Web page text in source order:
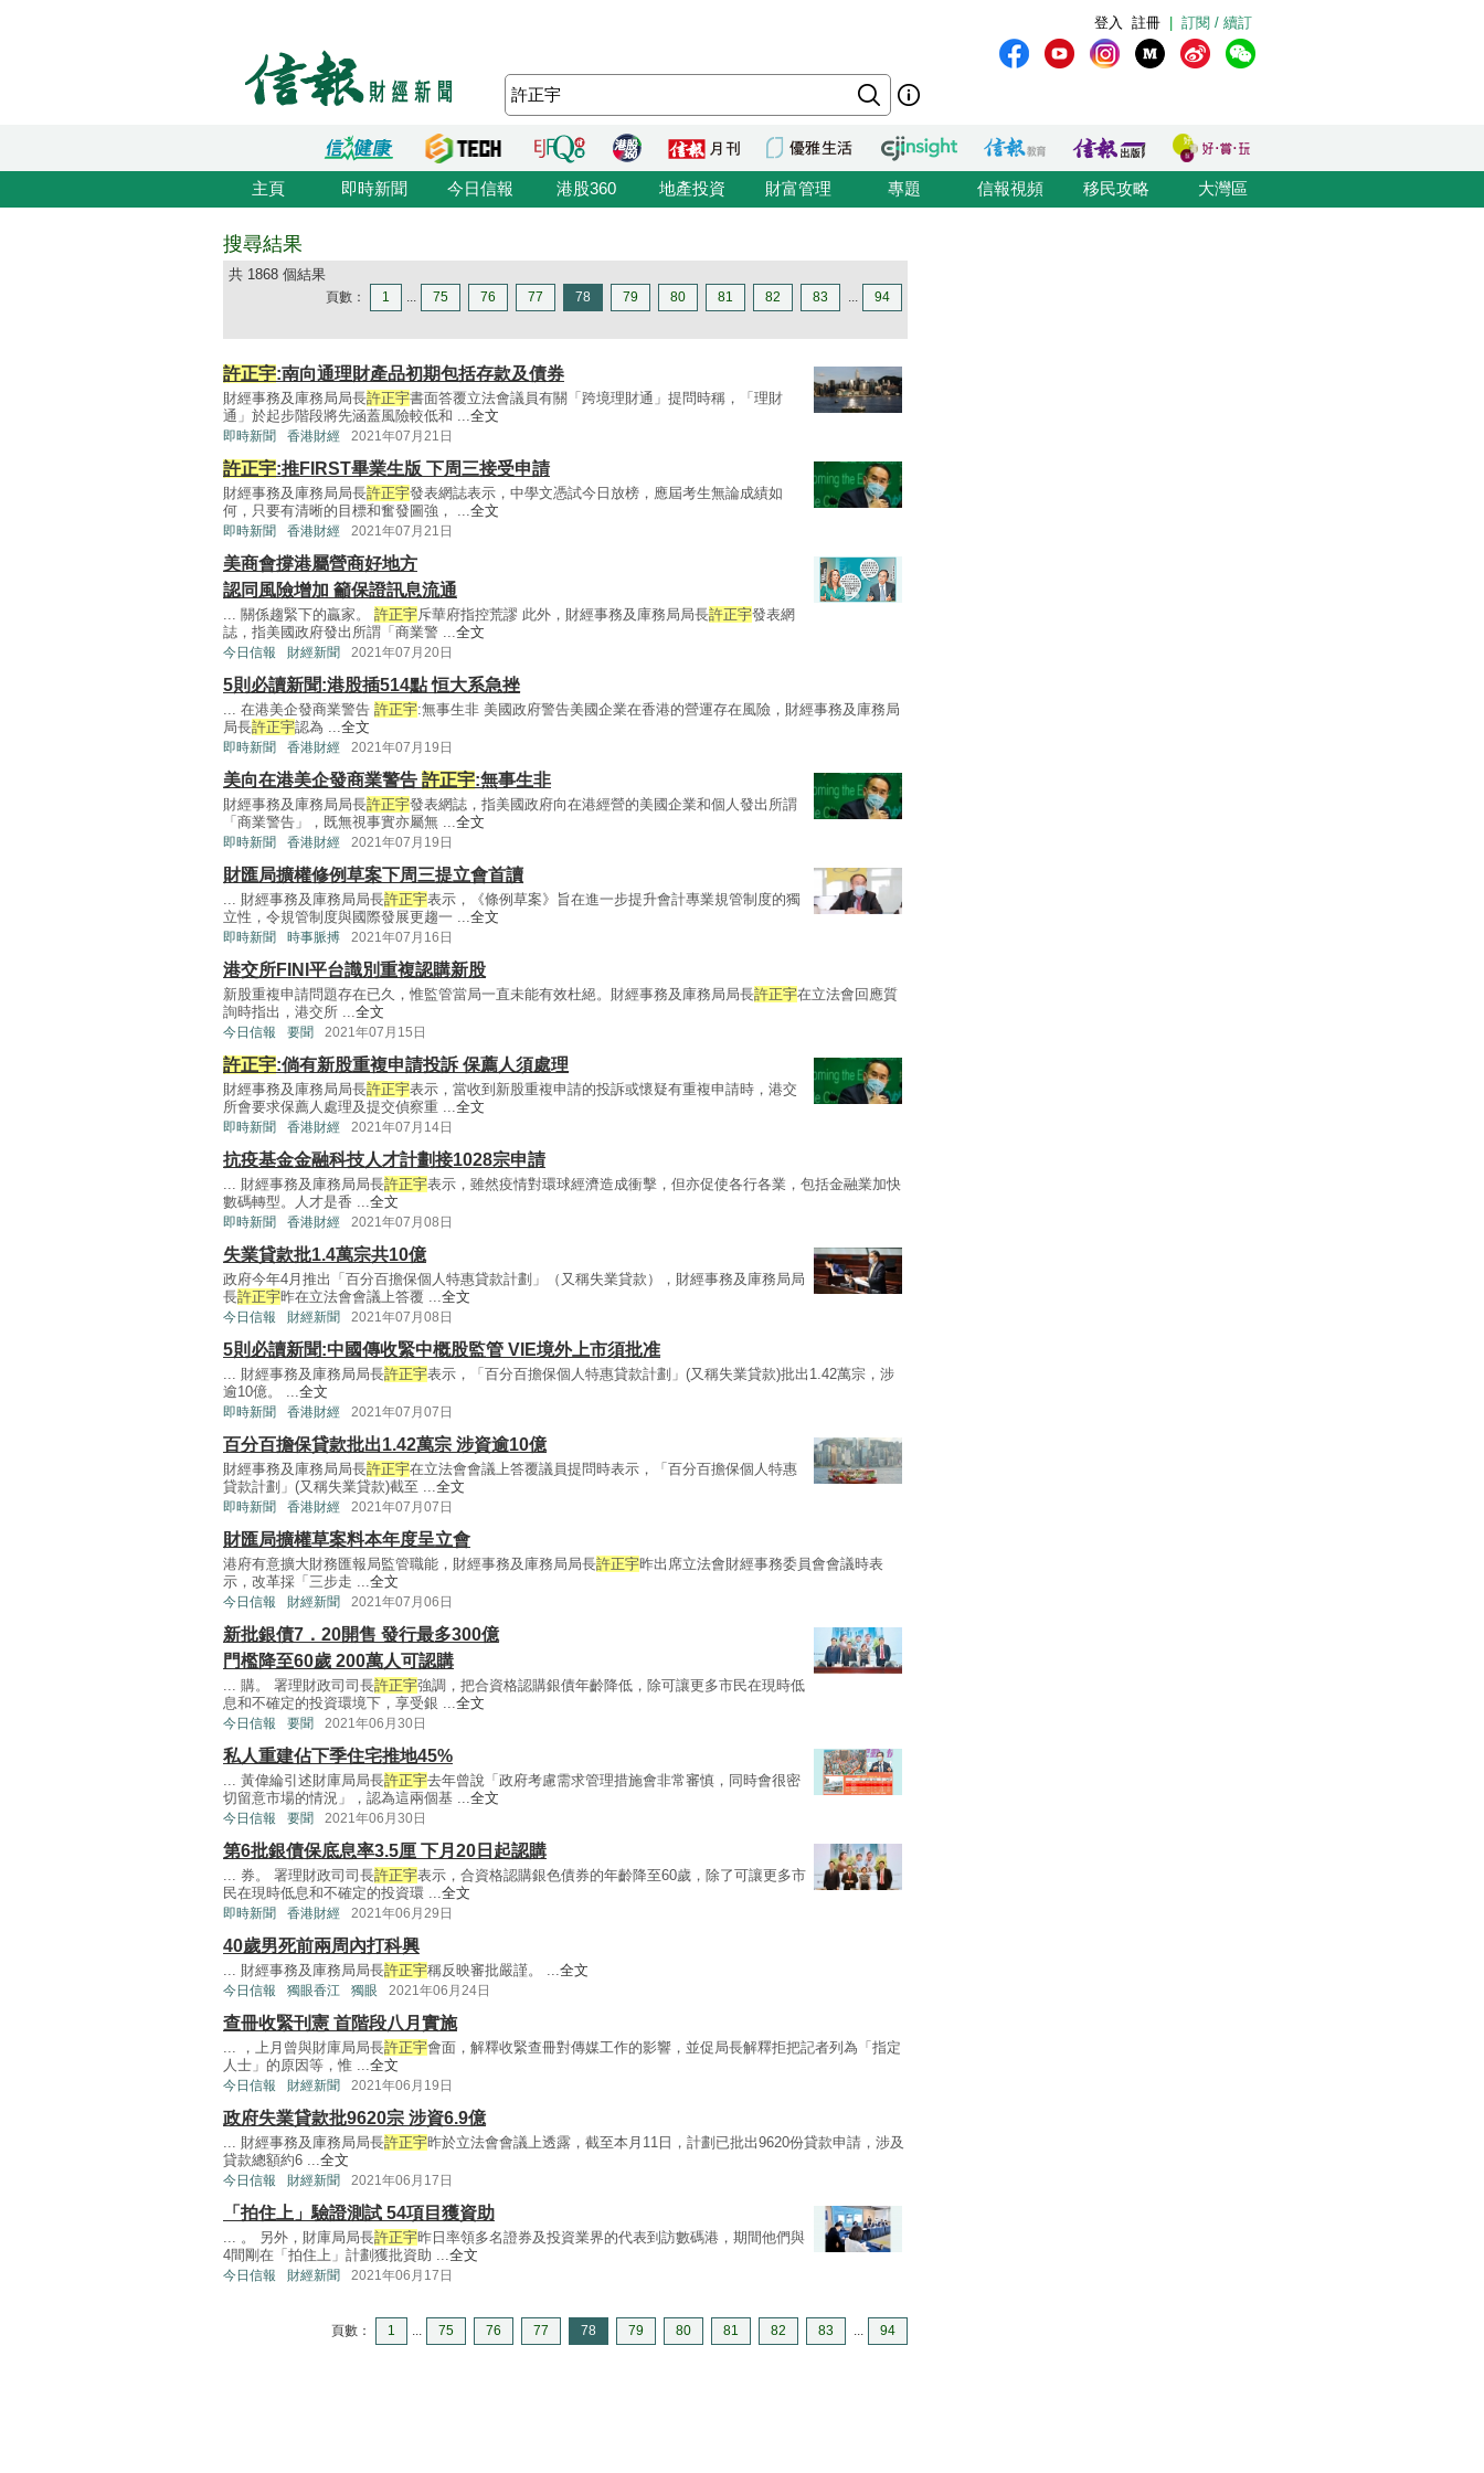
訂閱 / 續訂
註冊
登入
主頁 即時新聞 今日信報 港股360 地產投資 財富管理 專題 信報視頻 移民攻略 大灣區
搜尋結果
共 1868 個結果
頁數： 1 ... 75 76 77 78 79 80 81 82 83 ... 94
許正宇:南向通理財產品初期包括存款及債券
財經事務及庫務局局長許正宇書面答覆立法會議員有關「跨境理財通」提問時稱，「理財
通」於起步階段將先涵蓋風險較低和 ...全文
即時新聞 香港財經 2021年07月21日
許正宇:推FIRST畢業生版 下周三接受申請
財經事務及庫務局局長許正宇發表網誌表示，中學文憑試今日放榜，應屆考生無論成績如
何，只要有清晰的目標和奮發圖強， ...全文
即時新聞 香港財經 2021年07月21日
美商會撐港屬營商好地方
認同風險增加 籲保證訊息流通
... 關係趨緊下的贏家。 許正宇斥華府指控荒謬 此外，財經事務及庫務局局長許正宇發表網
誌，指美國政府發出所謂「商業警 ...全文
今日信報 財經新聞 2021年07月20日
5則必讀新聞:港股插514點 恒大系急挫
... 在港美企發商業警告 許正宇:無事生非 美國政府警告美國企業在香港的營運存在風險，財經事務及庫務局
局長許正宇認為 ...全文
即時新聞 香港財經 2021年07月19日
美向在港美企發商業警告 許正宇:無事生非
財經事務及庫務局局長許正宇發表網誌，指美國政府向在港經營的美國企業和個人發出所謂
「商業警告」，既無視事實亦屬無 ...全文
即時新聞 香港財經 2021年07月19日
財匯局擴權修例草案下周三提立會首讀
... 財經事務及庫務局局長許正宇表示，《條例草案》旨在進一步提升會計專業規管制度的獨
立性，令規管制度與國際發展更趨一 ...全文
即時新聞 時事脈搏 2021年07月16日
港交所FINI平台識別重複認購新股
新股重複申請問題存在已久，惟監管當局一直未能有效杜絕。財經事務及庫務局局長許正宇在立法會回應質
詢時指出，港交所 ...全文
今日信報 要聞 2021年07月15日
許正宇:倘有新股重複申請投訴 保薦人須處理
財經事務及庫務局局長許正宇表示，當收到新股重複申請的投訴或懷疑有重複申請時，港交
所會要求保薦人處理及提交偵察重 ...全文
即時新聞 香港財經 2021年07月14日
抗疫基金金融科技人才計劃接1028宗申請
... 財經事務及庫務局局長許正宇表示，雖然疫情對環球經濟造成衝擊，但亦促使各行各業，包括金融業加快
數碼轉型。人才是香 ...全文
即時新聞 香港財經 2021年07月08日
失業貸款批1.4萬宗共10億
政府今年4月推出「百分百擔保個人特惠貸款計劃」（又稱失業貸款），財經事務及庫務局局
長許正宇昨在立法會會議上答覆 ...全文
今日信報 財經新聞 2021年07月08日
5則必讀新聞:中國傳收緊中概股監管 VIE境外上市須批准
... 財經事務及庫務局局長許正宇表示，「百分百擔保個人特惠貸款計劃」(又稱失業貸款)批出1.42萬宗，涉
逾10億。 ...全文
即時新聞 香港財經 2021年07月07日
百分百擔保貸款批出1.42萬宗 涉資逾10億
財經事務及庫務局局長許正宇在立法會會議上答覆議員提問時表示，「百分百擔保個人特惠
貸款計劃」(又稱失業貸款)截至 ...全文
即時新聞 香港財經 2021年07月07日
財匯局擴權草案料本年度呈立會
港府有意擴大財務匯報局監管職能，財經事務及庫務局局長許正宇昨出席立法會財經事務委員會會議時表
示，改革採「三步走 ...全文
今日信報 財經新聞 2021年07月06日
新批銀債7．20開售 發行最多300億
門檻降至60歲 200萬人可認購
... 購。 署理財政司司長許正宇強調，把合資格認購銀債年齡降低，除可讓更多市民在現時低
息和不確定的投資環境下，享受銀 ...全文
今日信報 要聞 2021年06月30日
私人重建佔下季住宅推地45%
... 黃偉綸引述財庫局局長許正宇去年曾說「政府考慮需求管理措施會非常審慎，同時會很密
切留意市場的情況」，認為這兩個基 ...全文
今日信報 要聞 2021年06月30日
第6批銀債保底息率3.5厘 下月20日起認購
... 券。 署理財政司司長許正宇表示，合資格認購銀色債券的年齡降至60歲，除了可讓更多市
民在現時低息和不確定的投資環 ...全文
即時新聞 香港財經 2021年06月29日
40歲男死前兩周內打科興
... 財經事務及庫務局局長許正宇稱反映審批嚴謹。 ...全文
今日信報 獨眼香江 獨眼 2021年06月24日
查冊收緊刊憲 首階段八月實施
... ，上月曾與財庫局局長許正宇會面，解釋收緊查冊對傳媒工作的影響，並促局長解釋拒把記者列為「指定
人士」的原因等，惟 ...全文
今日信報 財經新聞 2021年06月19日
政府失業貸款批9620宗 涉資6.9億
... 財經事務及庫務局局長許正宇昨於立法會會議上透露，截至本月11日，計劃已批出9620份貸款申請，涉及
貸款總額約6 ...全文
今日信報 財經新聞 2021年06月17日
「拍住上」驗證測試 54項目獲資助
... 。 另外，財庫局局長許正宇昨日率領多名證券及投資業界的代表到訪數碼港，期間他們與
4間剛在「拍住上」計劃獲批資助 ...全文
今日信報 財經新聞 2021年06月17日
頁數： 1 ... 75 76 77 78 79 80 81 82 83 ... 94